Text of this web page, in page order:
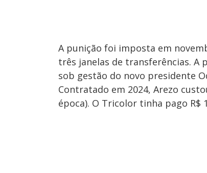
A punição foi imposta em
três janelas de transferências. A
sob gestão do novo presidente
Contratado em 2024, Arezo
época). O Tricolor tinha pago